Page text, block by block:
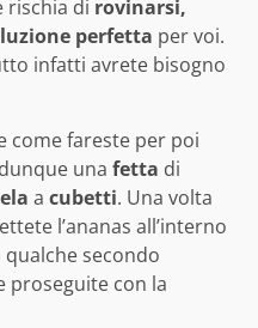
rischia di rovinarsi,
perfetta per voi.
infatti avrete bisogno
come fareste per poi
una fetta di
a cubetti. Una volta
l’ananas all’interno
qualche secondo
proseguite con la